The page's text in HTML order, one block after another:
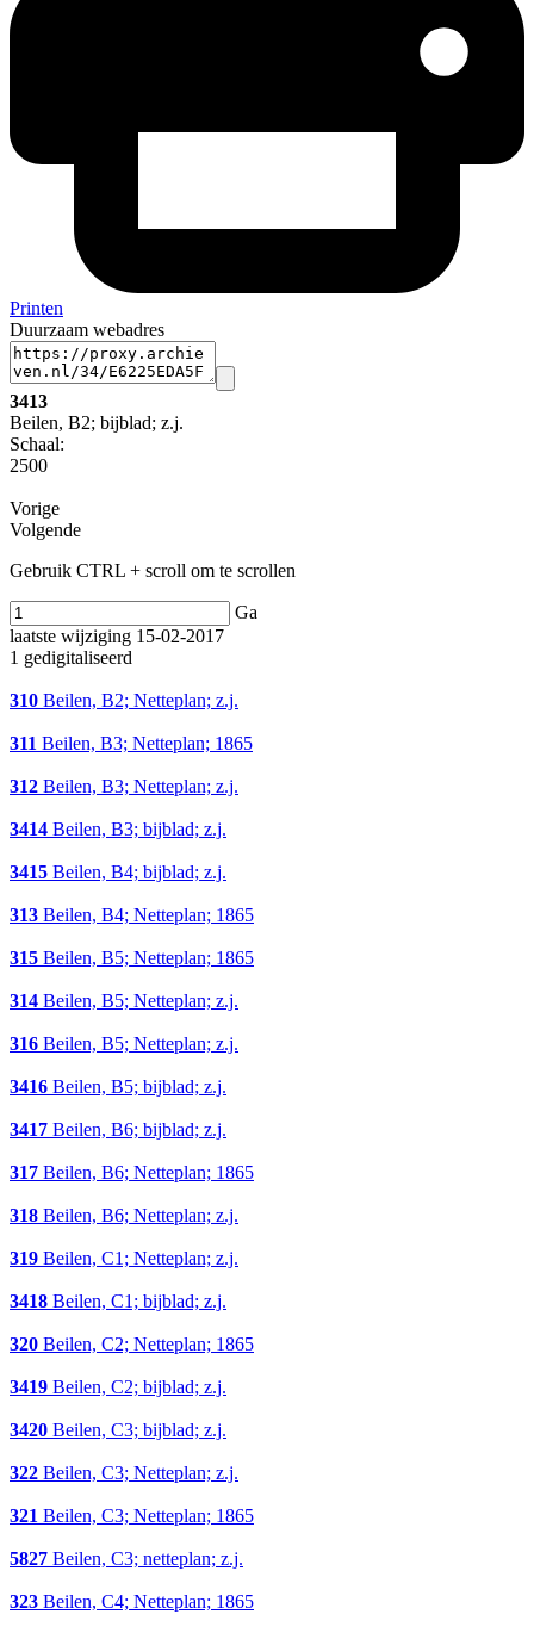
Printen
Duurzaam webadres
3413
Beilen, B2; bijblad; z.j.
Schaal:
2500
Vorige
Volgende
Gebruik CTRL + scroll om te scrollen
Ga
laatste wijziging 15-02-2017
1 gedigitaliseerd
310 Beilen, B2; Netteplan; z.j.
311 Beilen, B3; Netteplan; 1865
312 Beilen, B3; Netteplan; z.j.
3414 Beilen, B3; bijblad; z.j.
3415 Beilen, B4; bijblad; z.j.
313 Beilen, B4; Netteplan; 1865
315 Beilen, B5; Netteplan; 1865
314 Beilen, B5; Netteplan; z.j.
316 Beilen, B5; Netteplan; z.j.
3416 Beilen, B5; bijblad; z.j.
3417 Beilen, B6; bijblad; z.j.
317 Beilen, B6; Netteplan; 1865
318 Beilen, B6; Netteplan; z.j.
319 Beilen, C1; Netteplan; z.j.
3418 Beilen, C1; bijblad; z.j.
320 Beilen, C2; Netteplan; 1865
3419 Beilen, C2; bijblad; z.j.
3420 Beilen, C3; bijblad; z.j.
322 Beilen, C3; Netteplan; z.j.
321 Beilen, C3; Netteplan; 1865
5827 Beilen, C3; netteplan; z.j.
323 Beilen, C4; Netteplan; 1865